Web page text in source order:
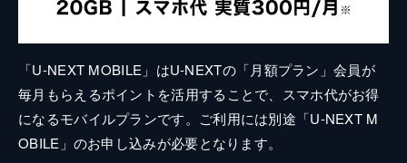
「U-NEXT MOBILE」はU-NEXTの「月額プラン」会員が
毎月もらえるポイントを活用することで、スマホ代がお得
になるモバイルプランです。ご利用には別途「U-NEXT M
OBILE」のお申し込みが必要となります。